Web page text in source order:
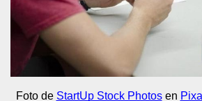
Foto de StartUp Stock Photos en